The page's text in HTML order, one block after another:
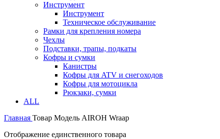
Инструмент
Инструмент
Техническое обслуживание
Рамки для крепления номера
Чехлы
Подставки, трапы, подкаты
Кофры и сумки
Канистры
Кофры для ATV и снегоходов
Кофры для мотоцикла
Рюкзаки, сумки
ALL
Главная Товар Модель AIROH Wraap
Отображение единственного товара